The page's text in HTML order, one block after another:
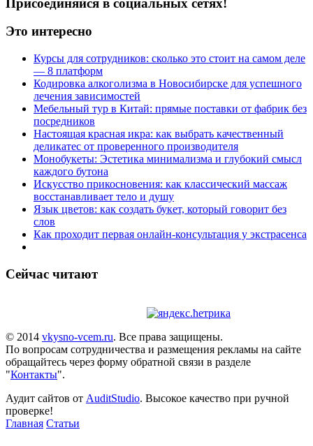
Присоединяйся в социальных сетях!
Это интересно
Курсы для сотрудников: сколько это стоит на самом деле
— 8 платформ
Кодировка алкоголизма в Новосибирске для успешного
лечения зависимостей
Мебельный тур в Китай: прямые поставки от фабрик без
посредников
Настоящая красная икра: как выбрать качественный
деликатес от проверенного производителя
Монобукеты: Эстетика минимализма и глубокий смысл
каждого бутона
Искусство прикосновения: как классический массаж
восстанавливает тело и душу
Язык цветов: как создать букет, который говорит без
слов
Как проходит первая онлайн-консультация у экстрасенса
Сейчас читают
© 2014 vkysno-vcem.ru. Все права защищены.
По вопросам сотрудничества и размещения рекламы на сайте
обращайтесь через форму обратной связи в разделе
"Контакты".
Аудит сайтов от AuditStudio. Высокое качество при ручной
проверке!
Главная Статьи